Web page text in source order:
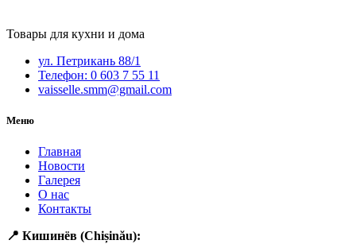
Товары для кухни и дома
ул. Петрикань 88/1
Телефон: 0 603 7 55 11
vaisselle.smm@gmail.com
Меню
Главная
Новости
Галерея
О нас
Контакты
📍 Кишинёв (Chișinău):